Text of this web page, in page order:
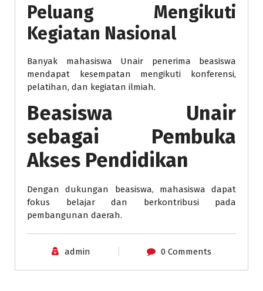
Peluang Mengikuti
Kegiatan Nasional
Banyak mahasiswa Unair penerima beasiswa
mendapat kesempatan mengikuti konferensi,
pelatihan, dan kegiatan ilmiah.
Beasiswa Unair
sebagai Pembuka
Akses Pendidikan
Dengan dukungan beasiswa, mahasiswa dapat
fokus belajar dan berkontribusi pada
pembangunan daerah.
admin 0 Comments